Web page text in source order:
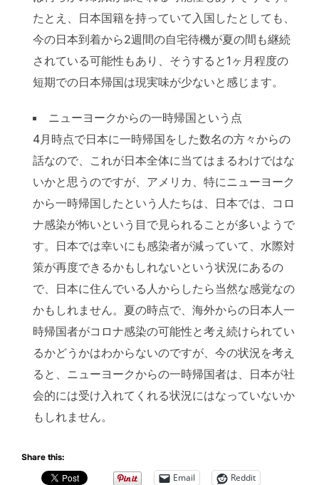
たとえ、日本国籍を持っていて入国したとしても、
今の日本到着から2週間の自宅待機が夏の間も継続
されている可能性もあり、そうすると1ヶ月程度の
短期での日本帰国は現実味が少ないと感じます。
ニューヨークからの一時帰国という点
4月時点で日本に一時帰国をした数名の方々からの
話なので、これが日本全体に当てはまるわけではな
いかと思うのですが、アメリカ、特にニューヨーク
から一時帰国したという人たちは、日本では、コロ
ナ感染が怖いという目で見られることが多いようで
す。日本では幸いにも感染者が減っていて、水際対
策が再度できるかもしれないという状況にあるの
で、日本に住んでいる人からしたら当然な感覚なの
かもしれません。夏の時点で、海外からの日本人一
時帰国者がコロナ感染の可能性と考え続けられてい
るかどうかはわからないのですが、今の状況を考え
ると、ニューヨークからの一時帰国者は、日本が社
会的には受け入れてくれる状況にはなっていないか
もしれません。
Share this:
Email Reddit